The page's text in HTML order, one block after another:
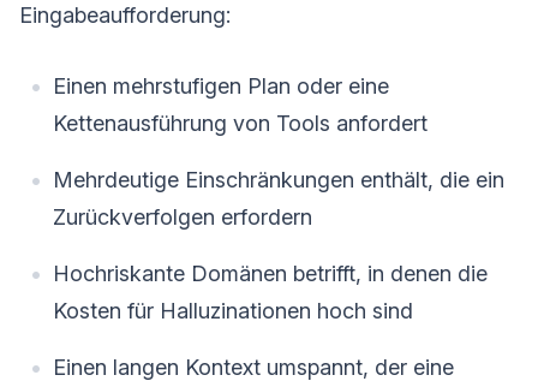
Eingabeaufforderung:
Einen mehrstufigen Plan oder eine
Kettenausführung von Tools anfordert
Mehrdeutige Einschränkungen enthält, die ein
Zurückverfolgen erfordern
Hochriskante Domänen betrifft, in denen die
Kosten für Halluzinationen hoch sind
Einen langen Kontext umspannt, der eine